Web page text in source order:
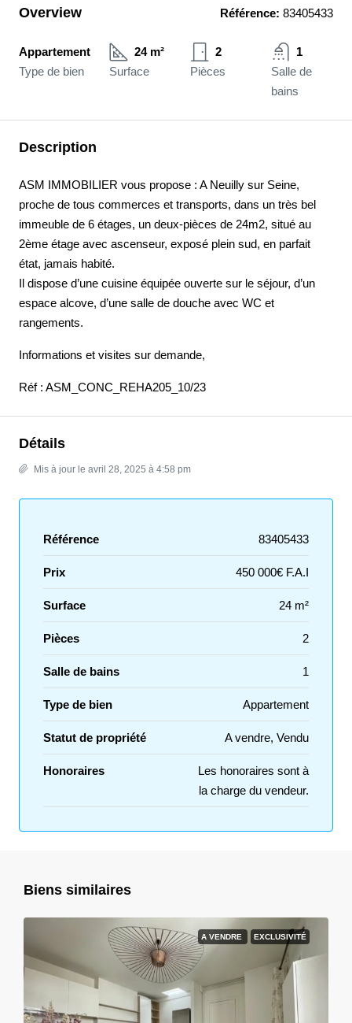
Overview Référence: 83405433
Appartement
Type de bien
24 m²
Surface
2
Pièces
1
Salle de
bains
Description
ASM IMMOBILIER vous propose : A Neuilly sur Seine,
proche de tous commerces et transports, dans un très bel
immeuble de 6 étages, un deux-pièces de 24m2, situé au
2ème étage avec ascenseur, exposé plein sud, en parfait
état, jamais habité.
Il dispose d’une cuisine équipée ouverte sur le séjour, d’un
espace alcove, d’une salle de douche avec WC et
rangements.
Informations et visites sur demande,
Réf : ASM_CONC_REHA205_10/23
Détails
Mis à jour le avril 28, 2025 à 4:58 pm
Référence 83405433
Prix 450 000€ F.A.I
Surface 24 m²
Pièces 2
Salle de bains 1
Type de bien Appartement
Statut de propriété A vendre, Vendu
Honoraires
Les honoraires sont à
la charge du vendeur.
Biens similaires
A VENDRE EXCLUSIVITÉ